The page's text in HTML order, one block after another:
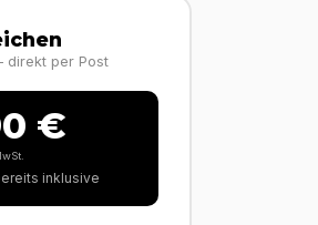
direkt per Post
€
inklusive